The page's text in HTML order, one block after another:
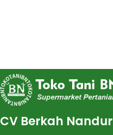
CV Berkah Nandur